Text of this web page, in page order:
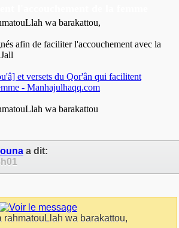
wa barakattou,
afin de faciliter l'accouchement avec la
et versets du Qor'ân qui facilitent
- Manhajulhaqq.com
wa barakattou
a dit:
rahmatouLlah wa barakattou,